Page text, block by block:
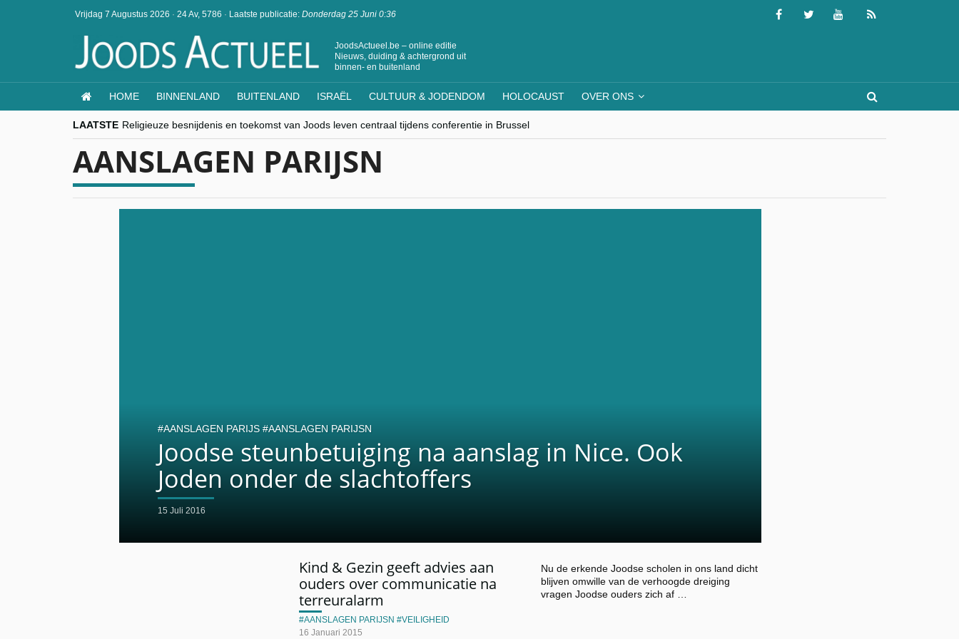
Vrijdag 7 Augustus 2026 · 24 Av, 5786 · Laatste publicatie: Donderdag 25 Juni 0:36
JoodsActueel.be – online editie
Nieuws, duiding & achtergrond uit
binnen- en buitenland
HOME BINNENLAND BUITENLAND ISRAËL CULTUUR & JODENDOM HOLOCAUST OVER ONS
LAATSTE Religieuze besnijdenis en toekomst van Joods leven centraal tijdens conferentie in Brussel
“Besnijdenisdebat toont hoe moeilijk seculiere Westen minderheden begrijpt”, Jinnih Beels (Vooruit)
CITYTRIP | ROEMENIË – Boekarest: de verrassing van Oost-Europa
“Vandaag zit elke Jood in België op de beklaagdenbank”
goKosher lanceert nieuwe website en samenwerking met Mishpacha voor kosher travel en simchas wereldwijd
AANSLAGEN PARIJSN
Joodse steunbetuiging na aanslag in Nice. Ook
Joden onder de slachtoffers
15 Juli 2016
AANSLAGEN PARIJS AANSLAGEN PARIJSN
Kind & Gezin geeft advies aan
ouders over communicatie na
terreuralarm
16 Januari 2015
AANSLAGEN PARIJSN VEILIGHEID
Nu de erkende Joodse scholen in ons land dicht
blijven omwille van de verhoogde dreiging
vragen Joodse ouders zich af …